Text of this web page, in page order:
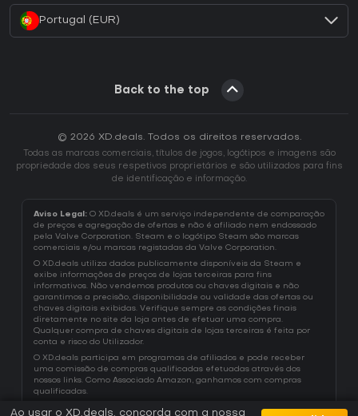
Portugal (EUR)
Back to the top
© 2026 XD.deals. Todos os direitos reservados.
Todas as marcas comerciais, títulos de jogos, logótipos e imagens são
propriedade dos seus respetivos proprietários e são utilizados para fins
de identificação e informação.
Aviso Legal: O XD.deals é um serviço independente de comparação
de preços e agregação de ofertas e não é afiliado nem endossado
pela Valve Corporation. Steam e o logótipo Steam são marcas
comerciais e/ou marcas registadas da Valve Corporation.
O XD.deals utiliza dados publicamente disponíveis da Steam e
exibe informações de preços de lojas terceiras para fins
informativos. Não vendemos produtos ou chaves digitais e não
garantimos a precisão, disponibilidade ou validade das ofertas ou
chaves digitais exibidas. Verifique sempre as condições finais
diretamente no site da loja antes de efetuar uma compra.
Qualquer compra de chaves digitais de lojas terceiras é feita por
conta e risco do Utilizador.
O XD.deals participa em programas de afiliados e pode receber
uma comissão de compras qualificadas efetuadas através dos
nossos links. Como Associado Amazon, ganhamos com compras
qualificadas.
Ao usar o XD.deals, concorda com a nossa